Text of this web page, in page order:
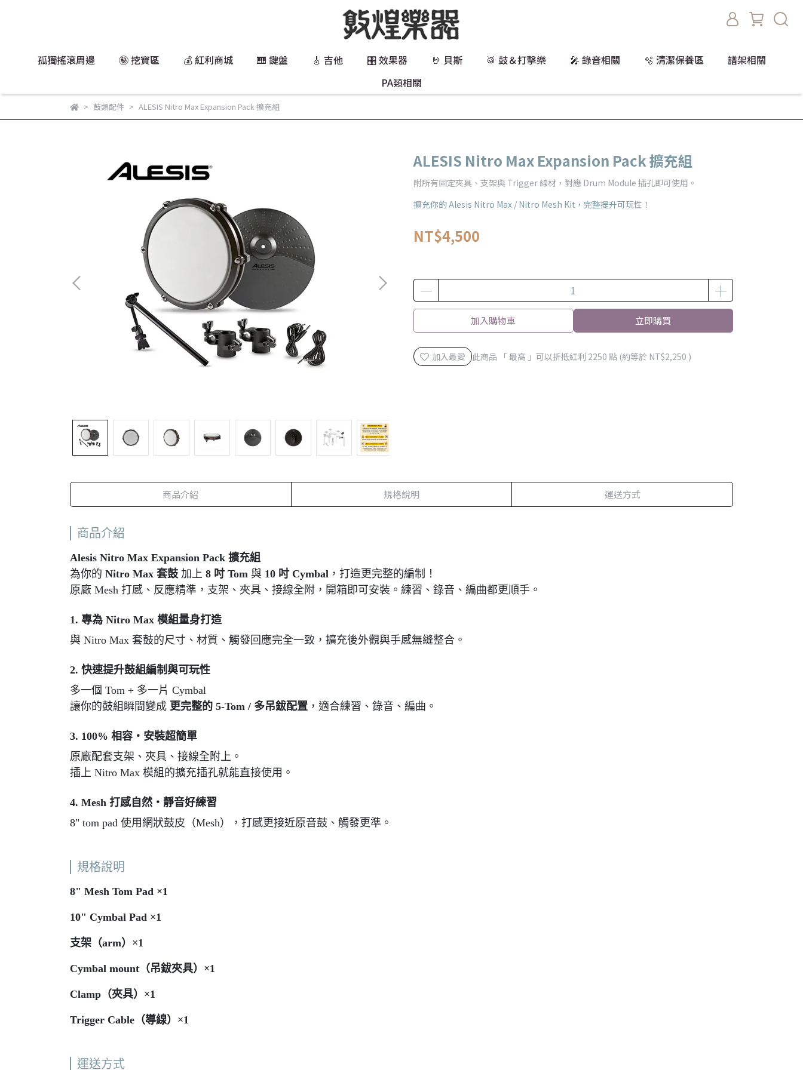
孤獨搖滾周邊 ㊙️ 挖寶區 💰 紅利商城 🎹 鍵盤 🎸 吉他 🎛️ 效果器 🤘 貝斯 🥁 鼓＆打擊樂 🎤 錄音相關 🫧 清潔保養區
譜架相關
PA類相關
鼓類配件 ALESIS Nitro Max Expansion Pack 擴充組
ALESIS Nitro Max Expansion Pack 擴充組
附所有固定夾具、支架與 Trigger 線材，對應 Drum Module 插孔即可使用。
擴充你的 Alesis Nitro Max / Nitro Mesh Kit，完整提升可玩性！
NT$4,500
加入購物車 立即購買
加入最愛 此商品 「 最高 」可以折抵紅利 2250 點 (約等於 NT$2,250 )
商品介紹 規格說明 運送方式
商品介紹
Alesis Nitro Max Expansion Pack 擴充組
為你的 Nitro Max 套鼓 加上 8 吋 Tom 與 10 吋 Cymbal ，打造更完整的編制！
原廠 Mesh 打感、反應精準，支架、夾具、接線全附，開箱即可安裝。練習、錄音、編曲都更順手。
1. 專為 Nitro Max 模組量身打造
與 Nitro Max 套鼓的尺寸、材質、觸發回應完全一致，擴充後外觀與手感無縫整合。
2. 快速提升鼓組編制與可玩性
多一個 Tom + 多一片 Cymbal
讓你的鼓組瞬間變成 更完整的 5-Tom / 多吊鈸配置 ，適合練習、錄音、編曲。
3. 100% 相容・安裝超簡單
原廠配套支架、夾具、接線全附上。
插上 Nitro Max 模組的擴充插孔就能直接使用。
4. Mesh 打感自然・靜音好練習
8" tom pad 使用網狀鼓皮（Mesh），打感更接近原音鼓、觸發更準。
規格說明
8" Mesh Tom Pad ×1
10" Cymbal Pad ×1
支架（arm）×1
Cymbal mount（吊鈸夾具）×1
Clamp（夾具）×1
Trigger Cable（導線）×1
運送方式